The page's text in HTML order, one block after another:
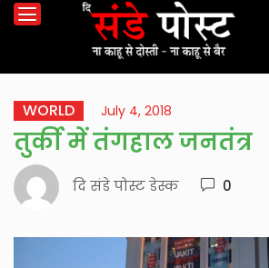
WORLD July 4, 2018
तुर्की में तंगहाल जनतंत्र
दि संडे पोस्ट डेस्क 0